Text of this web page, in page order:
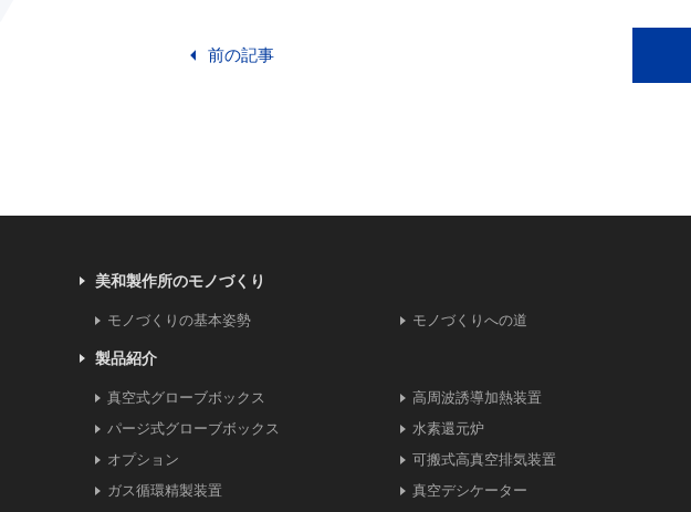
前の記事
美和製作所のモノづくり
モノづくりの基本姿勢 モノづくりへの道
製品紹介
真空式グローブボックス
パージ式グローブボックス
オプション
ガス循環精製装置
高周波誘導加熱装置
水素還元炉
可搬式高真空排気装置
真空デシケーター